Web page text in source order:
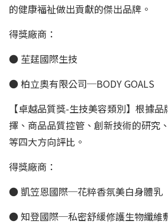
的健康福祉做出貢獻的傑出品牌。
得獎廠商：
● 苼莛國際生技
● 柏立奧有限公司─BODY GOALS
【卓越品質獎-生技美容類別】根據
擇、商品品質控管、創新技術的研究
等四大方向評比。
得獎廠商：
● 凱笠恩國際─花粹香氛美白身體乳
● 知登國際─私密舒緩修護生物纖維